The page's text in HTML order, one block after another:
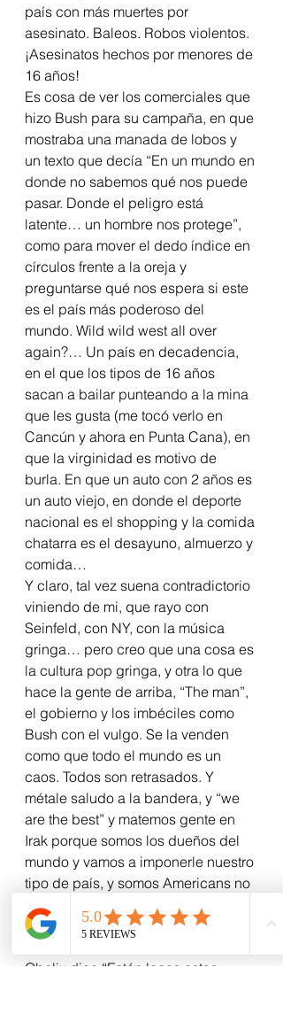
país con más muertes por
asesinato. Baleos. Robos violentos.
¡Asesinatos hechos por menores de
16 años!
Es cosa de ver los comerciales que
hizo Bush para su campaña, en que
mostraba una manada de lobos y
un texto que decía “En un mundo en
donde no sabemos qué nos puede
pasar. Donde el peligro está
latente… un hombre nos protege”,
como para mover el dedo índice en
círculos frente a la oreja y
preguntarse qué nos espera si este
es el país más poderoso del
mundo. Wild wild west all over
again?… Un país en decadencia,
en el que los tipos de 16 años
sacan a bailar punteando a la mina
que les gusta (me tocó verlo en
Cancún y ahora en Punta Cana), en
que la virginidad es motivo de
burla. En que un auto con 2 años es
un auto viejo, en donde el deporte
nacional es el shopping y la comida
chatarra es el desayuno, almuerzo y
comida…
Y claro, tal vez suena contradictorio
viniendo de mi, que rayo con
Seinfeld, con NY, con la música
gringa… pero creo que una cosa es
la cultura pop gringa, y otra lo que
hace la gente de arriba, “The man”,
el gobierno y los imbéciles como
Bush con el vulgo. Se la venden
como que todo el mundo es un
caos. Todos son retrasados. Y
métale saludo a la bandera, y “we
are the best” y matemos gente en
Irak porque somos los dueños del
mundo y vamos a imponerle nuestro
tipo de país, y somos Americans no
Northamericans (que por cierto no
existe en gentilicio)… y God Bless
Obelix dice “Están locos estos